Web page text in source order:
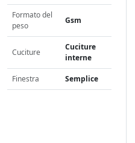
Formato del
peso
Gsm
Cuciture
Cuciture
interne
Finestra Semplice